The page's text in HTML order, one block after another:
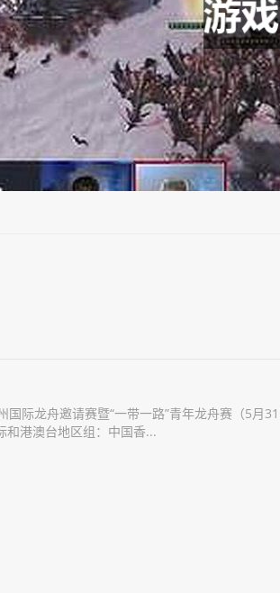
际龙舟邀请赛暨“一带一路”青年龙舟赛（5月
和港澳台地区组：中国香...